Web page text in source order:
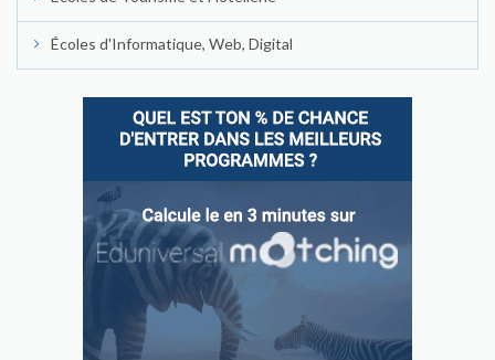
Écoles d'Informatique, Web, Digital